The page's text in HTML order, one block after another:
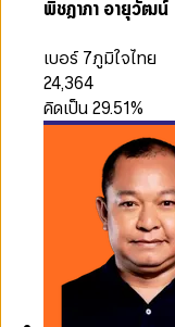
พิชฎาภา อายุวัฒน์
เบอร์ 7ภูมิใจไทย
24,364
คิดเป็น29.51%